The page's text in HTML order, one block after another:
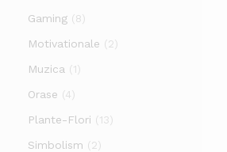
Gaming (8)
Motivationale (2)
Muzica (1)
Orase (4)
Plante-Flori (13)
Simbolism (2)